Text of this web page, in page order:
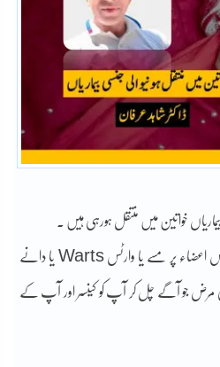
خواتین میں منتقل ہورہی ہیں ۔
اگر آپ کے شوہر کے جسم اور مخصوص اعضاء پر مسے یا وارٹس Warts یا دانے
مرض جو آگے چل کر آپ کو کینسر اور آپ کے